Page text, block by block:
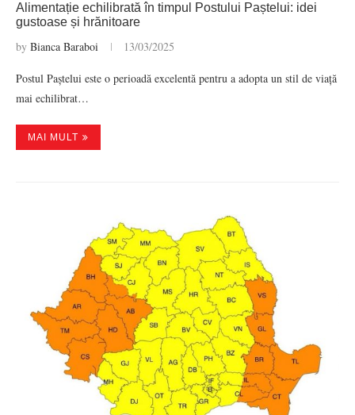
Alimentație echilibrată în timpul Postului Paștelui: idei
gustoase și hrănitoare
by Bianca Baraboi 13/03/2025
Postul Paștelui este o perioadă excelentă pentru a adopta un stil de viață
mai echilibrat…
MAI MULT